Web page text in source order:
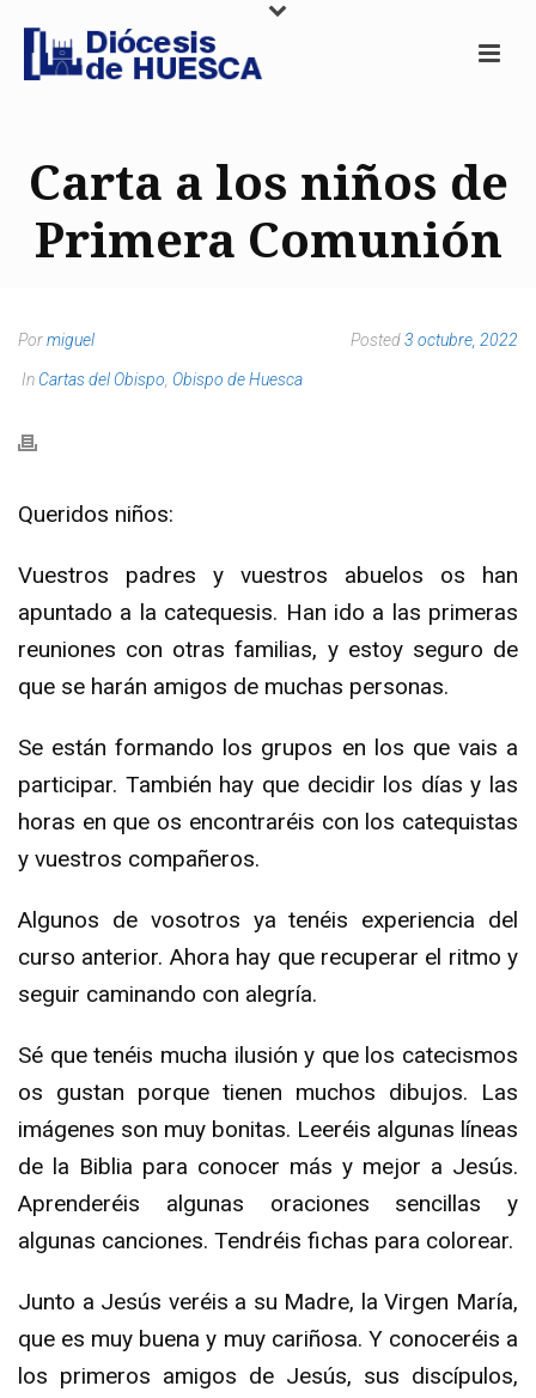
Carta a los niños de
Primera Comunión
Pormiguel Posted3 octubre, 2022
In Cartas del Obispo Obispo de Huesca
Queridos niños:
Vuestros padres y vuestros abuelos os han
apuntado a la catequesis. Han ido a las primeras
reuniones con otras familias, y estoy seguro de
que se harán amigos de muchas personas.
Se están formando los grupos en los que vais a
participar. También hay que decidir los días y las
horas en que os encontraréis con los catequistas
y vuestros compañeros.
Algunos de vosotros ya tenéis experiencia del
curso anterior. Ahora hay que recuperar el ritmo y
seguir caminando con alegría.
Sé que tenéis mucha ilusión y que los catecismos
os gustan porque tienen muchos dibujos. Las
imágenes son muy bonitas. Leeréis algunas líneas
de la Biblia para conocer más y mejor a Jesús.
Aprenderéis algunas oraciones sencillas y
algunas canciones. Tendréis fichas para colorear.
Junto a Jesús veréis a su Madre, la Virgen María,
que es muy buena y muy cariñosa. Y conoceréis a
los primeros amigos de Jesús, sus discípulos,